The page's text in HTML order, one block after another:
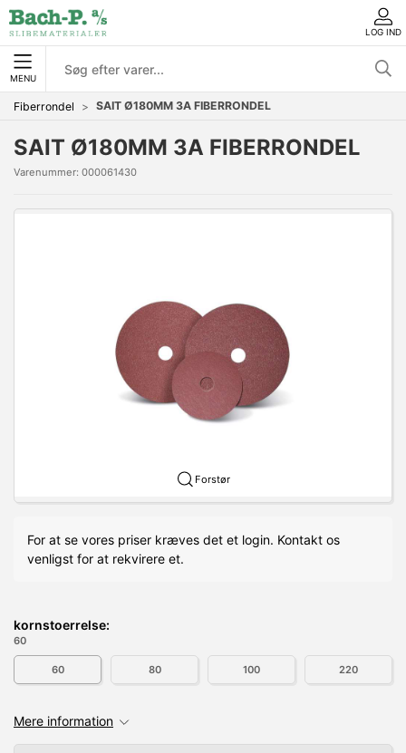
LOG IND
MENU
Fiberrondel SAIT Ø180MM 3A FIBERRONDEL
SAIT Ø180MM 3A FIBERRONDEL
Varenummer: 000061430
Forstør
For at se vores priser kræves det et login. Kontakt os
venligst for at rekvirere et.
kornstoerrelse:
60
60 80 100 220
Mere information